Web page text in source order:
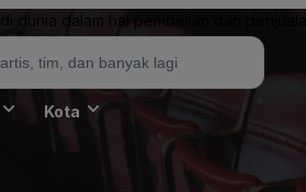
dunia dalam hal pembelian dan
Kota